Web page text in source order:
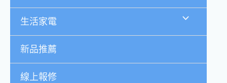
生活家電
新品推薦
線上報修